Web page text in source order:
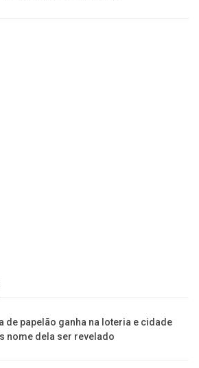
de papelão ganha na loteria e cidade
nome dela ser revelado